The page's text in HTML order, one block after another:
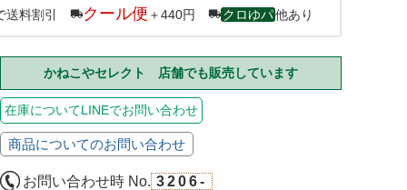
送料割引 クール便 ＋440円 クロゆパ他あり
かねこやセレクト 店舗でも販売しています
在庫についてLINEでお問い合わせ
商品についてのお問い合わせ
お問い合わせ時 No. 3206-